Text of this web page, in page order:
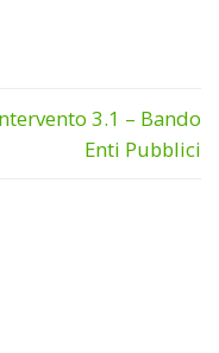
3.1 – Bando
Enti Pubblici